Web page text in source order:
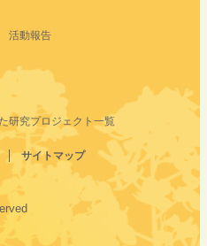
活動報告
研究プロジェクト一覧
サイトマップ